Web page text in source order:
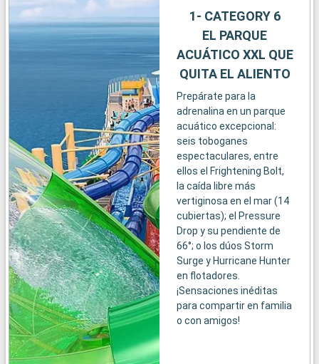
1- CATEGORY 6
EL PARQUE
ACUÁTICO XXL QUE
QUITA EL ALIENTO
Prepárate para la
adrenalina en un parque
acuático excepcional:
seis toboganes
espectaculares, entre
ellos el Frightening Bolt,
la caída libre más
vertiginosa en el mar (14
cubiertas); el Pressure
Drop y su pendiente de
66°; o los dúos Storm
Surge y Hurricane Hunter
en flotadores.
¡Sensaciones inéditas
para compartir en familia
o con amigos!